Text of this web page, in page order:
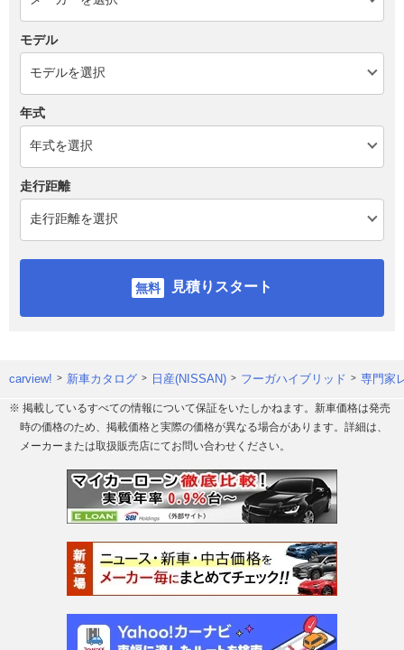
モデル
年式
走行距離
見積りスタート
carview! 新車カタログ 日産(NISSAN) フーガハイブリッド 専門家
※ 掲載しているすべての情報について保証をいたしかねます。新車価格は発売
時の価格のため、掲載価格と実際の価格が異なる場合があります。詳細は、
メーカーまたは取扱販売店にてお問い合わせください。